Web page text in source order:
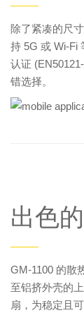
——
除了紧凑的尺
持 5G 或 Wi-Fi
认证
错选择。
出色的
——
GM-1100 的散
至铝挤外壳的
扇，为稳定且